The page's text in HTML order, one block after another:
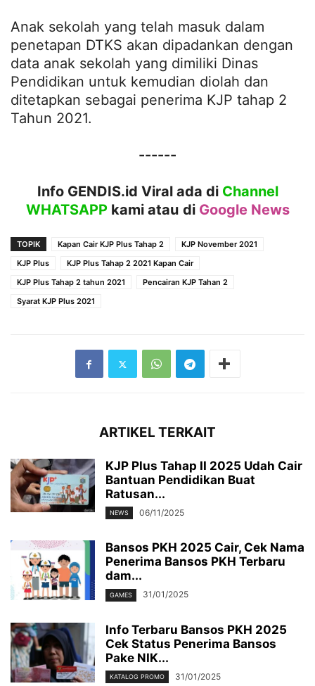
Anak sekolah yang telah masuk dalam
penetapan DTKS akan dipadankan dengan
data anak sekolah yang dimiliki Dinas
Pendidikan untuk kemudian diolah dan
ditetapkan sebagai penerima KJP tahap 2
Tahun 2021.
------
Info GENDIS.id Viral ada di Channel
WHATSAPPkami atau di Google News
TOPIK Kapan Cair KJP Plus Tahap 2
KJP November 2021
KJP Plus
KJP Plus Tahap 2 2021 Kapan Cair
KJP Plus Tahap 2 tahun 2021
Pencairan KJP Tahan 2
Syarat KJP Plus 2021
ARTIKEL TERKAIT
KJP Plus Tahap II 2025 Udah Cair
Bantuan Pendidikan Buat
Ratusan...
NEWS 06/11/2025
Bansos PKH 2025 Cair, Cek Nama
Penerima Bansos PKH Terbaru
dam...
GAMES 31/01/2025
Info Terbaru Bansos PKH 2025
Cek Status Penerima Bansos
Pake NIK...
KATALOG PROMO 31/01/2025